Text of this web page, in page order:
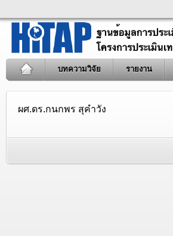
บทความวิจัย รายงาน
ผศ.ดร.กนกพร สุคำวัง